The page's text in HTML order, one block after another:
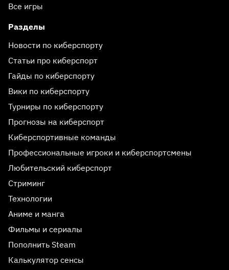
Все игры
Разделы
Новости по киберспорту
Статьи про киберспорт
Гайды по киберспорту
Вики по киберспорту
Турниры по киберспорту
Прогнозы на киберспорт
Киберспортивные команды
Профессиональные игроки и киберспортсмены
Любительский киберспорт
Стриминг
Технологии
Аниме и манга
Фильмы и сериалы
Пополнить Steam
Калькулятор сенсы